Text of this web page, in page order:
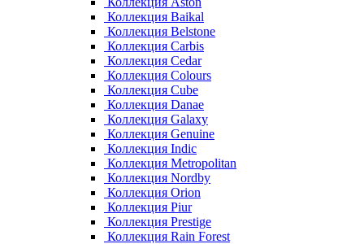
Коллекция Baikal
Коллекция Belstone
Коллекция Carbis
Коллекция Cedar
Коллекция Colours
Коллекция Cube
Коллекция Danae
Коллекция Galaxy
Коллекция Genuine
Коллекция Indic
Коллекция Metropolitan
Коллекция Nordby
Коллекция Orion
Коллекция Piur
Коллекция Prestige
Коллекция Rain Forest